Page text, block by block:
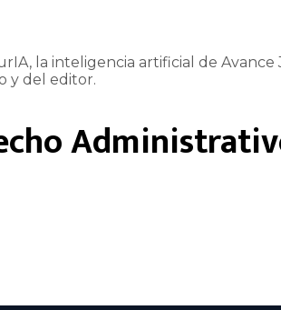
la inteligencia artificial de Avance
y del editor.